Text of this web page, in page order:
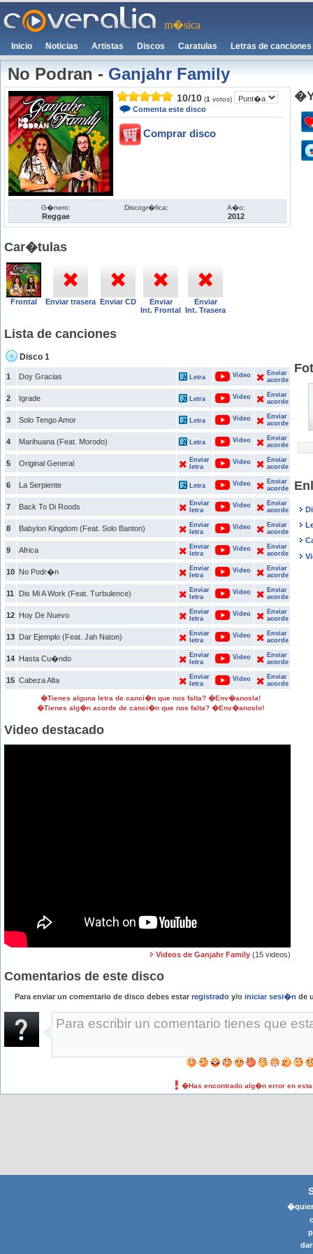
m�sica
Inicio Noticias Artistas Discos Caratulas Letras de canciones
No Podran-Ganjahr Family
10/10 (1 votos)
Comenta este disco
Comprar disco
G�nero:
Reggae
Discogr�fica: A�o:
2012
Car�tulas
Frontal Enviar trasera Enviar CD
Enviar
Int. Frontal
Enviar
Int. Trasera
Lista de canciones
Disco 1
1 Doy Gracias Letra Video
Enviar
acorde
2 Igrade Letra Video
Enviar
acorde
3 Solo Tengo Amor Letra Video
Enviar
acorde
4 Marihuana (Feat. Morodo) Letra Video
Enviar
acorde
5 Original General
Enviar
letra
Video
Enviar
acorde
6 La Serpiente Letra Video
Enviar
acorde
7 Back To Di Roods
Enviar
letra
Video
Enviar
acorde
8 Babylon Kingdom (Feat. Solo Banton)
Enviar
letra
Video
Enviar
acorde
9 Africa
Enviar
letra
Video
Enviar
acorde
10 No Podr�n
Enviar
letra
Video
Enviar
acorde
11 Dis Mi A Work (Feat. Turbulence)
Enviar
letra
Video
Enviar
acorde
12 Hoy De Nuevo
Enviar
letra
Video
Enviar
acorde
13 Dar Ejemplo (Feat. Jah Naton)
Enviar
letra
Video
Enviar
acorde
14 Hasta Cu�ndo
Enviar
letra
Video
Enviar
acorde
15 Cabeza Alta
Enviar
letra
Video
Enviar
acorde
�Tienes alguna letra de canci�n que nos falta? �Env�anosla!
�Tienes alg�n acorde de canci�n que nos falta? �Env�anoslo!
Video destacado
Videos de Ganjahr Family (15 videos)
Comentarios de este disco
Para enviar un comentario de disco debes estar registrado y/o iniciar sesi�n de
�Has encontrado alg�n error en